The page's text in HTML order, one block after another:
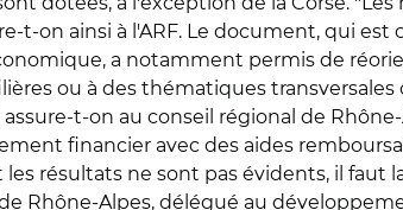
t-on ainsi à l'ARF. Le document, qui
a notamment permis de
ou à des thématiques
t-on au conseil régional de
financier avec des aides
résultats ne sont pas évidents, il faut
Rhône-Alpes, délégué au